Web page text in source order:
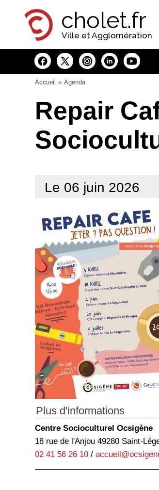
cholet.fr
Ville et Agglomération
Accueil Agenda
Repair
Le 06 juin 2026
Plus d'informations
Centre Socioculturel Ocsigène
18 rue de l'Anjou 49280 Saint-
02 41 56 26 10 /